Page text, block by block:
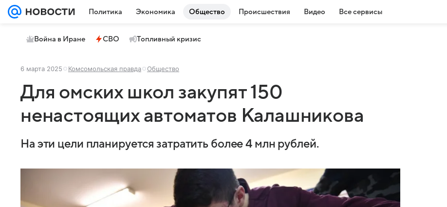
Политика Экономика Общество Происшествия Видео Все сервисы
Война в Иране СВО Топливный кризис
6 марта 2025 Комсомольская правда Общество
Для омских школ закупят 150
ненастоящих автоматов Калашникова
На эти цели планируется затратить более 4 млн рублей.